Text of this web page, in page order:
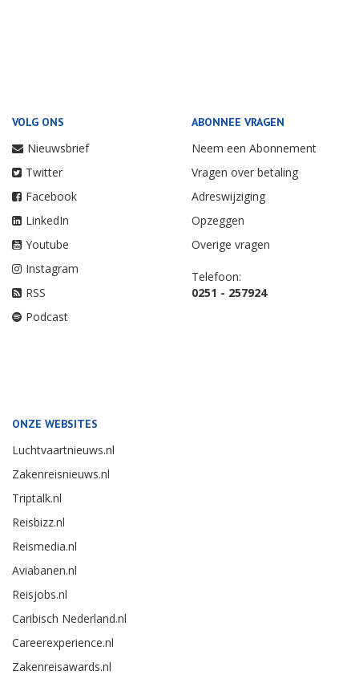
VOLG ONS
Nieuwsbrief
Twitter
Facebook
LinkedIn
Youtube
Instagram
RSS
Podcast
ABONNEE VRAGEN
Neem een Abonnement
Vragen over betaling
Adreswijziging
Opzeggen
Overige vragen
Telefoon:
0251 - 257924
ONZE WEBSITES
Luchtvaartnieuws.nl
Zakenreisnieuws.nl
Triptalk.nl
Reisbizz.nl
Reismedia.nl
Aviabanen.nl
Reisjobs.nl
Caribisch Nederland.nl
Careerexperience.nl
Zakenreisawards.nl